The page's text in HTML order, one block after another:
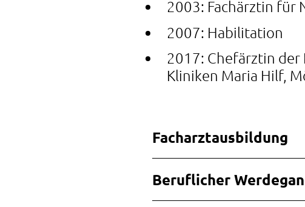
2003: Fachärztin für
2007: Habilitation
2017: Chefärztin
Kliniken Maria Hilf,
Facharztausbildung
Beruflicher